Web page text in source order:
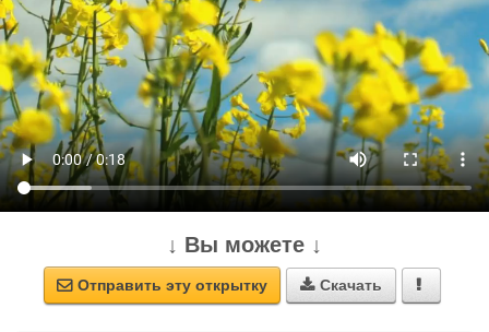
↓ Вы можете ↓
 Отправить эту открытку  Скачать 